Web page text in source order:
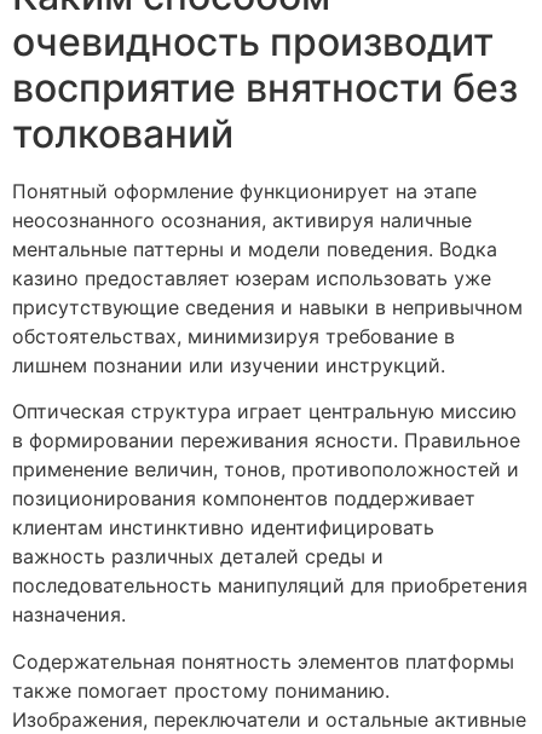
очевидность производит
восприятие внятности без
толкований
Понятный оформление функционирует на этапе
неосознанного осознания, активируя наличные
ментальные паттерны и модели поведения. Водка
казино предоставляет юзерам использовать уже
присутствующие сведения и навыки в непривычном
обстоятельствах, минимизируя требование в
лишнем познании или изучении инструкций.
Оптическая структура играет центральную миссию
в формировании переживания ясности. Правильное
применение величин, тонов, противоположностей и
позиционирования компонентов поддерживает
клиентам инстинктивно идентифицировать
важность различных деталей среды и
последовательность манипуляций для приобретения
назначения.
Содержательная понятность элементов платформы
также помогает простому пониманию.
Изображения, переключатели и остальные активные